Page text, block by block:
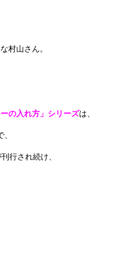
村山さん。
ーの入れ方」シリーズは、
行され続け、